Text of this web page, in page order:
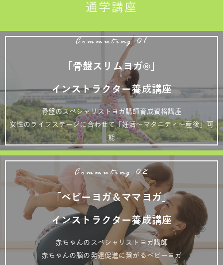
通学講座
Commuting 01
「骨盤スリムヨガ®」
インストラクター養成講座
骨盤のスペシャリストヨガ講師育成資格講座
女性のライフステージに合わせて「妊活～マタニティ～産後」可
能
Commuting 02
「ベビーヨガ＆ママヨガ」
インストラクター養成講座
赤ちゃんのスペシャリストヨガ講師
赤ちゃんの脳の発達促進に繋がるベビーヨガ